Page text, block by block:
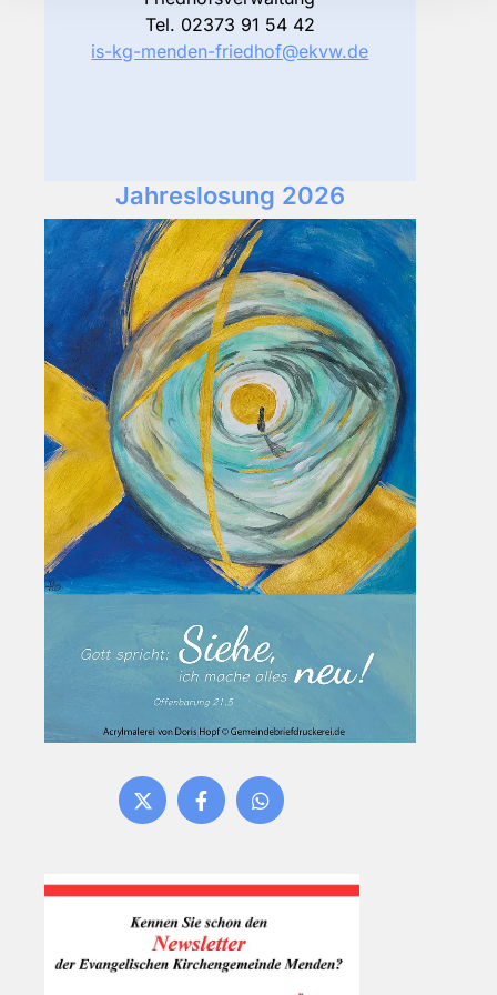
Tel. 02373 91 54 42
is-kg-menden-friedhof@ekvw.de
Jahreslosung 2026